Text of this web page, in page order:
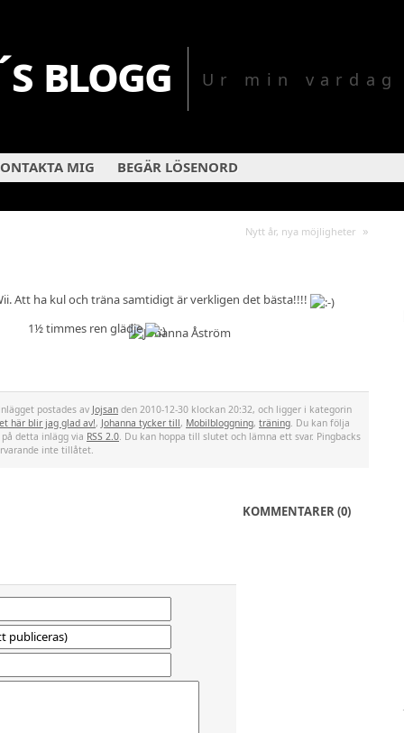
blogg Ur min vardag
MIG BEGÄR LÖSENORD
Nytt år, nya möjligheter »
Att ha kul och träna samtidigt är verkligen det bästa!!!!
1½ timmes ren glädje
postades av Jojsan den 2010-12-30 klockan 20:32, och ligger i kategorin
här blir jag glad av!, Johanna tycker till, Mobilbloggning, träning. Du kan följa
detta inlägg via RSS 2.0. Du kan hoppa till slutet och lämna ett svar. Pingbacks
inte tillåtet.
KOMMENTARER (0)